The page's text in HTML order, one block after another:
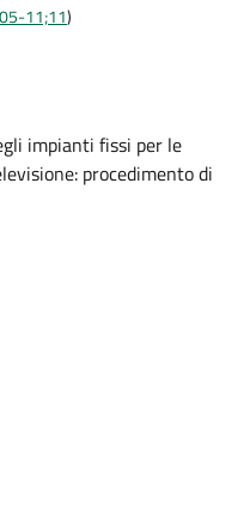
11;11)
impianti fissi per le
procedimento di